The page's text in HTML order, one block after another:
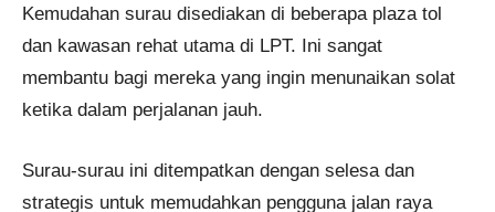
Kemudahan surau disediakan di beberapa plaza tol
dan kawasan rehat utama di LPT. Ini sangat
membantu bagi mereka yang ingin menunaikan solat
ketika dalam perjalanan jauh.
Surau-surau ini ditempatkan dengan selesa dan
strategis untuk memudahkan pengguna jalan raya